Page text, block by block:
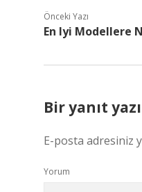
Önceki Yazı
En Iyi Modellere
Bir yanıt
E-posta adresiniz
Yorum